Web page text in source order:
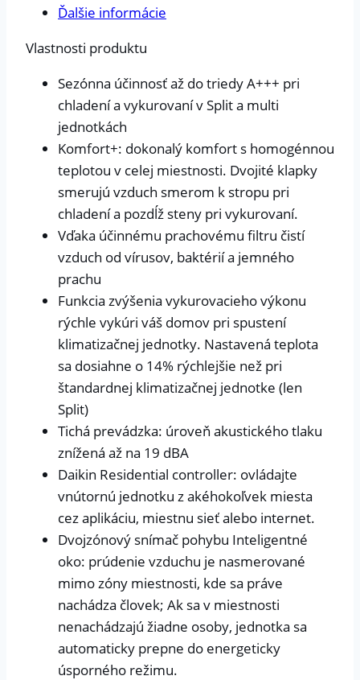
Ďalšie informácie
Vlastnosti produktu
Sezónna účinnosť až do triedy A+++ pri
chladení a vykurovaní v Split a multi
jednotkách
Komfort+: dokonalý komfort s homogénnou
teplotou v celej miestnosti. Dvojité klapky
smerujú vzduch smerom k stropu pri
chladení a pozdĺž steny pri vykurovaní.
Vďaka účinnému prachovému filtru čistí
vzduch od vírusov, baktérií a jemného
prachu
Funkcia zvýšenia vykurovacieho výkonu
rýchle vykúri váš domov pri spustení
klimatizačnej jednotky. Nastavená teplota
sa dosiahne o 14% rýchlejšie než pri
štandardnej klimatizačnej jednotke (len
Split)
Tichá prevádzka: úroveň akustického tlaku
znížená až na 19 dBA
Daikin Residential controller: ovládajte
vnútornú jednotku z akéhokoľvek miesta
cez aplikáciu, miestnu sieť alebo internet.
Dvojzónový snímač pohybu Inteligentné
oko: prúdenie vzduchu je nasmerované
mimo zóny miestnosti, kde sa práve
nachádza človek; Ak sa v miestnosti
nenachádzajú žiadne osoby, jednotka sa
automaticky prepne do energeticky
úsporného režimu.